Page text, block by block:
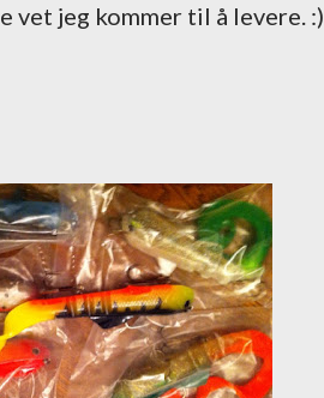
vet jeg kommer til å levere. :)